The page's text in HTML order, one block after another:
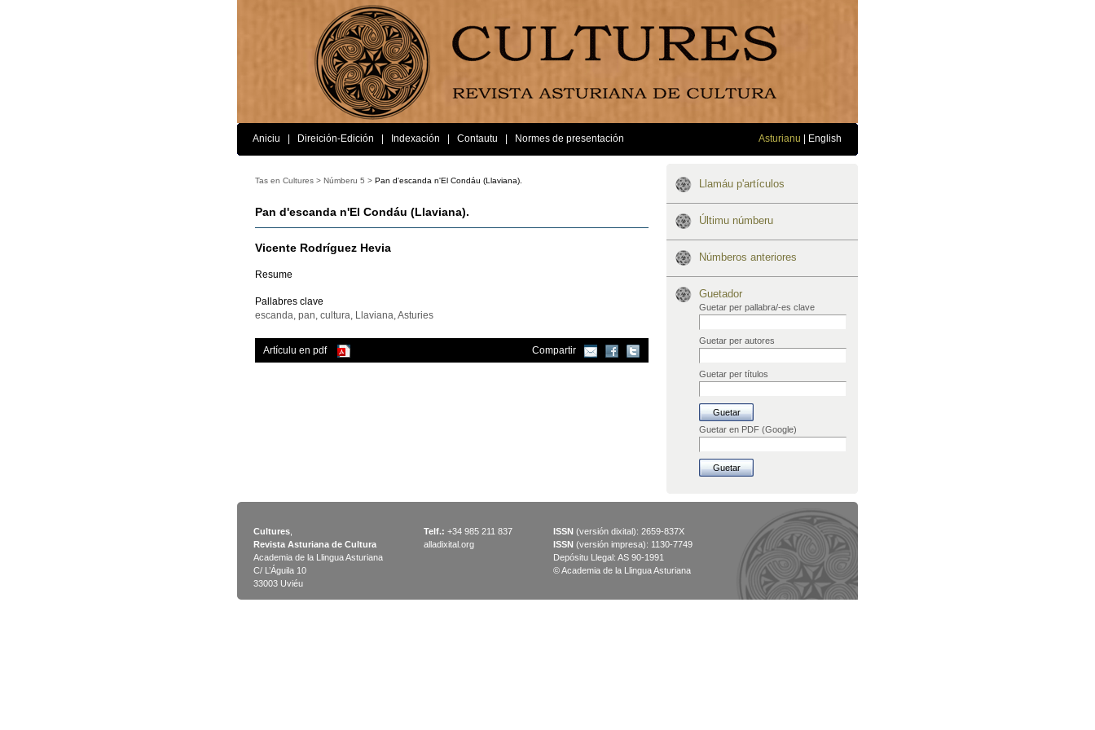
Aniciu Direición-Edición Indexación Contautu Normes de presentación Asturianu English
Tas en Cultures > Númberu 5 > Pan d'escanda n'El Condáu (Llaviana).
Pan d'escanda n'El Condáu (Llaviana).
Vicente Rodríguez Hevia
Resume
Pallabres clave
escanda, pan, cultura, Llaviana, Asturies
Artículu en pdf Compartir
Llamáu p'artículos
Últimu númberu
Númberos anteriores
Guetador
Guetar per pallabra/-es clave
Guetar per autores
Guetar per títulos
Guetar en PDF (Google)
Cultures
Revista Asturiana de Cultura
Academia de la Llingua Asturiana
C/ L’Águila 10
33003 Uviéu
Telf.: +34 985 211 837
alladixital.org
ISSN (versión dixital): 2659-837X
ISSN (versión impresa): 1130-7749
Depósitu Llegal: AS 90-1991
© Academia de la Llingua Asturiana